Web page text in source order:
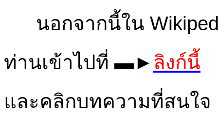
นอกจากนี้ใน
ท่านเข้าไปที่ ▬► ลิงก์นี้
และคลิกบทความที่สนใจ